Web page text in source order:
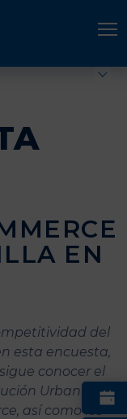
EN
del
esta encuesta,
conocer el
Urbana de
así como los